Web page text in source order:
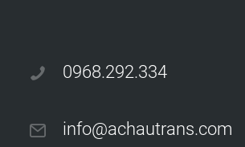
0968.292.334
info@achautrans.com